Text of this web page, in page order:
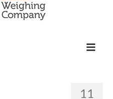
– Pakstations G&F 11